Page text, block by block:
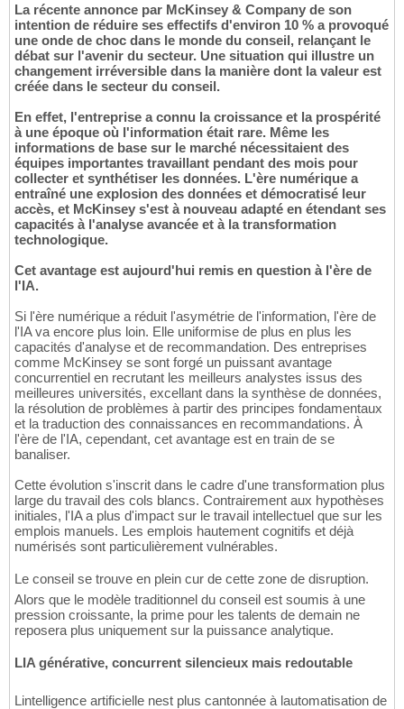
La récente annonce par McKinsey & Company de son
intention de réduire ses effectifs d'environ 10 % a provoqué
une onde de choc dans le monde du conseil, relançant le
débat sur l'avenir du secteur. Une situation qui illustre un
changement irréversible dans la manière dont la valeur est
créée dans le secteur du conseil.
En effet, l'entreprise a connu la croissance et la prospérité
à une époque où l'information était rare. Même les
informations de base sur le marché nécessitaient des
équipes importantes travaillant pendant des mois pour
collecter et synthétiser les données. L'ère numérique a
entraîné une explosion des données et démocratisé leur
accès, et McKinsey s'est à nouveau adapté en étendant ses
capacités à l'analyse avancée et à la transformation
technologique.
Cet avantage est aujourd'hui remis en question à l'ère de
l'IA.
Si l'ère numérique a réduit l'asymétrie de l'information, l'ère de
l'IA va encore plus loin. Elle uniformise de plus en plus les
capacités d'analyse et de recommandation. Des entreprises
comme McKinsey se sont forgé un puissant avantage
concurrentiel en recrutant les meilleurs analystes issus des
meilleures universités, excellant dans la synthèse de données,
la résolution de problèmes à partir des principes fondamentaux
et la traduction des connaissances en recommandations. À
l'ère de l'IA, cependant, cet avantage est en train de se
banaliser.
Cette évolution s'inscrit dans le cadre d'une transformation plus
large du travail des cols blancs. Contrairement aux hypothèses
initiales, l'IA a plus d'impact sur le travail intellectuel que sur les
emplois manuels. Les emplois hautement cognitifs et déjà
numérisés sont particulièrement vulnérables.
Le conseil se trouve en plein cur de cette zone de disruption.
Alors que le modèle traditionnel du conseil est soumis à une
pression croissante, la prime pour les talents de demain ne
reposera plus uniquement sur la puissance analytique.
LIA générative, concurrent silencieux mais redoutable
Lintelligence artificielle nest plus cantonnée à lautomatisation de